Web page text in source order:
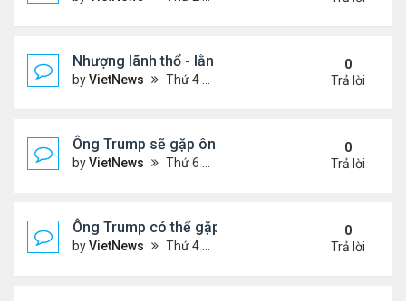
Nhượng lãnh thổ - lằn ranh đỏ của Ukraine khi
byVietNews Thứ 4 Tháng 8 13, 2025 5:23 pm
0
Trả lời
Ông Trump sẽ gặp ông Putin tại Alaska vào tuần
byVietNews Thứ 6 Tháng 8 08, 2025 5:03 pm
0
Trả lời
Ông Trump có thể gặp ông Putin vào tuần tới
byVietNews Thứ 4 Tháng 8 06, 2025 4:29 pm
0
Trả lời